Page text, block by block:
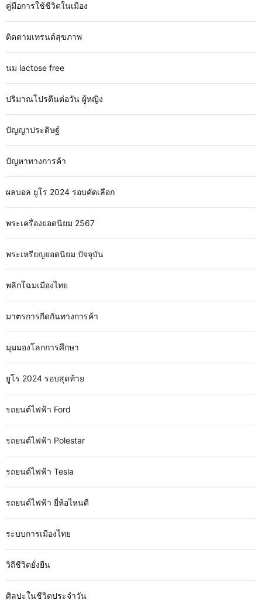
คู่มือการใช้ชีวิตในเมือง
ติดตามเทรนด์สุขภาพ
นม lactose free
ปริมาณโปรตีนต่อวัน ผู้หญิง
ปัญญาประดิษฐ์
ปัญหาทางการค้า
ผลบอล ยูโร 2024 รอบคัดเลือก
พระเครื่องยอดนิยม 2567
พระเหรียญยอดนิยม ปัจจุบัน
พลิกโฉมเมืองไทย
มาตรการกีดกันทางการค้า
มุมมองโลกการศึกษา
ยูโร 2024 รอบสุดท้าย
รถยนต์ไฟฟ้า Ford
รถยนต์ไฟฟ้า Polestar
รถยนต์ไฟฟ้า Tesla
รถยนต์ไฟฟ้า ยี่ห้อไหนดี
ระบบการเมืองไทย
วิถีชีวิตยั่งยืน
ศิลปะในชีวิตประจำวัน